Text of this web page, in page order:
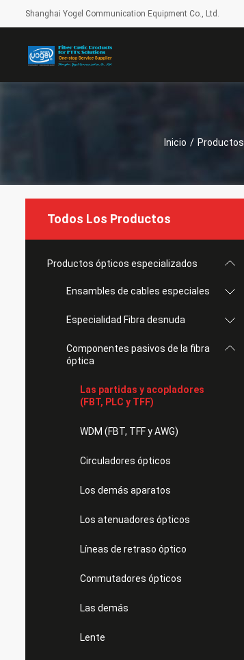
Shanghai Yogel Communication Equipment Co., Ltd.
Inicio / Productos
Todos Los Productos
Productos ópticos especializados
Ensambles de cables especiales
Especialidad Fibra desnuda
Componentes pasivos de la fibra
óptica
Las partidas y acopladores
(FBT, PLC y TFF)
WDM (FBT, TFF y AWG)
Circuladores ópticos
Los demás aparatos
Los atenuadores ópticos
Líneas de retraso óptico
Conmutadores ópticos
Las demás
Lente